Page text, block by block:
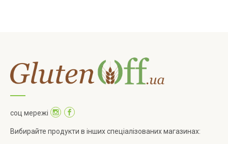
соц мережі
Вибирайте продукти в інших спеціалізованих магазинах: